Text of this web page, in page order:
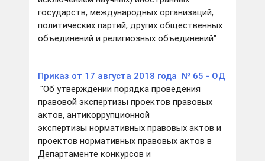
государств, международных организаций,
политических партий, других общественных
объединений и религиозных объединений"
Приказ от 17 августа 2018 года № 65 - ОД
"Об утверждении порядка проведения
правовой экспертизы проектов правовых
актов, антикоррупционной
экспертизы нормативных правовых актов и
проектов нормативных правовых актов в
Департаменте конкурсов и